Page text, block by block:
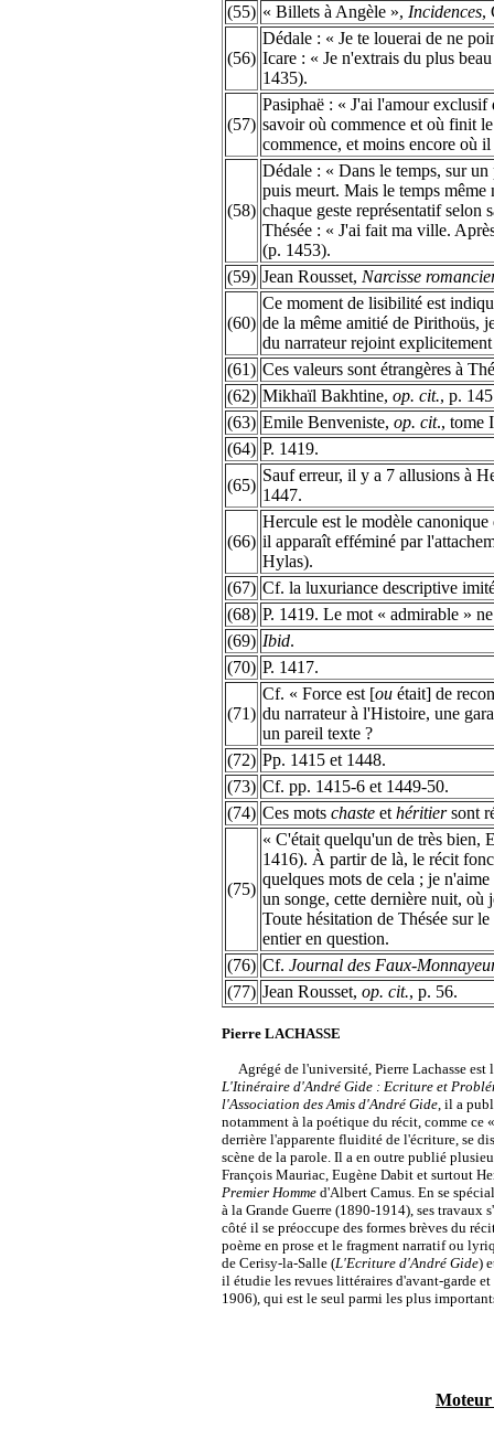
(55) « Billets à Angèle », Incidences,
(56)
Dédale : « Je te louerai de ne
Icare : « Je n'extrais du plus
1435).
(57)
Pasiphaë : « J'ai l'amour
savoir où commence et où finit
commence, et moins encore où
(58)
Dédale : « Dans le temps, sur
puis meurt. Mais le temps
chaque geste représentatif
Thésée : « J'ai fait ma ville.
(p. 1453).
(59) Jean Rousset, Narcisse
(60)
Ce moment de lisibilité est
de la même amitié de Pirithoüs,
du narrateur rejoint
(61) Ces valeurs sont étrangères à
(62) Mikhaïl Bakhtine, op. cit., p.
(63) Emile Benveniste, op. cit., tome
(64) P. 1419.
(65)
Sauf erreur, il y a 7 allusions à
1447.
(66)
Hercule est le modèle
il apparaît efféminé par
Hylas).
(67) Cf. la luxuriance descriptive
(68) P. 1419. Le mot « admirable »
(69) Ibid.
(70) P. 1417.
(71)
Cf. « Force est [ou était] de
du narrateur à l'Histoire, une
un pareil texte ?
(72) Pp. 1415 et 1448.
(73) Cf. pp. 1415-6 et 1449-50.
(74) Ces mots chaste et héritiersont
(75)
« C'était quelqu'un de très bien,
1416). À partir de là, le récit
quelques mots de cela ; je
un songe, cette dernière nuit,
Toute hésitation de Thésée sur
entier en question.
(76) Cf. Journal des Faux-
(77) Jean Rousset, op. cit., p. 56.
Pierre LACHASSE
Agrégé de l'université, Pierre Lachasse est
L'Itinéraire d'André Gide : Ecriture et
l'Association des Amis d'André Gide , il a
notamment à la poétique du récit, comme ce
derrière l'apparente fluidité de l'écriture, se
scène de la parole. Il a en outre publié
François Mauriac, Eugène Dabit et surtout
Premier Homme d'Albert Camus. En se
à la Grande Guerre (1890-1914), ses
côté il se préoccupe des formes brèves du
poème en prose et le fragment narratif ou
de Cerisy-la-Salle (L'Ecriture d'André Gide)
il étudie les revues littéraires d'avant-garde
1906), qui est le seul parmi les plus
Moteur